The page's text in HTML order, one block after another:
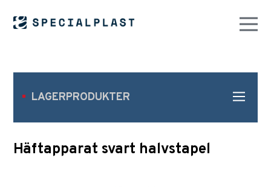
LAGERPRODUKTER
Häftapparat svart halvstapel